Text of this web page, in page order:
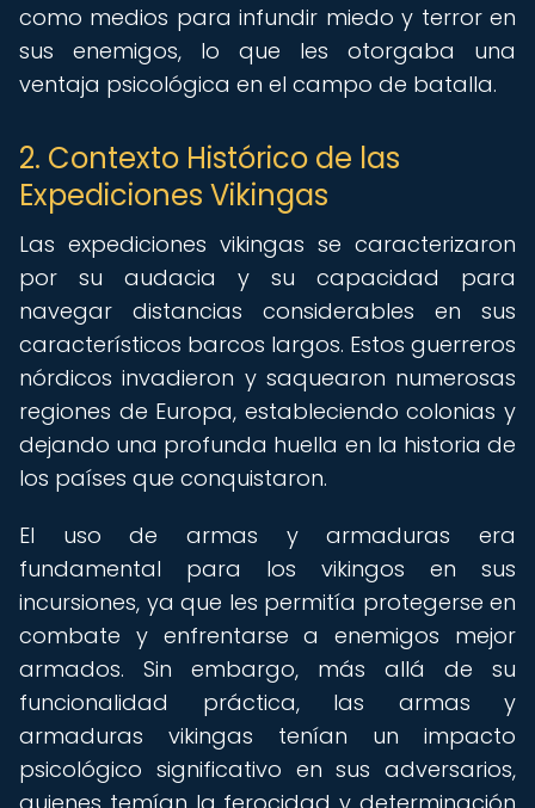
como medios para infundir miedo y terror en
sus enemigos, lo que les otorgaba una
ventaja psicológica en el campo de batalla.
2. Contexto Histórico de las
Expediciones Vikingas
Las expediciones vikingas se caracterizaron
por su audacia y su capacidad para
navegar distancias considerables en sus
característicos barcos largos. Estos guerreros
nórdicos invadieron y saquearon numerosas
regiones de Europa, estableciendo colonias y
dejando una profunda huella en la historia de
los países que conquistaron.
El uso de armas y armaduras era
fundamental para los vikingos en sus
incursiones, ya que les permitía protegerse en
combate y enfrentarse a enemigos mejor
armados. Sin embargo, más allá de su
funcionalidad práctica, las armas y
armaduras vikingas tenían un impacto
psicológico significativo en sus adversarios,